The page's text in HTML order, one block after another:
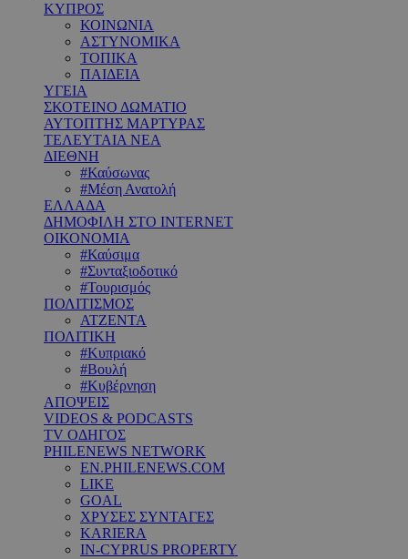
ΚΥΠΡΟΣ
ΚΟΙΝΩΝΙΑ
ΑΣΤΥΝΟΜΙΚΑ
ΤΟΠΙΚΑ
ΠΑΙΔΕΙΑ
ΥΓΕΙΑ
ΣΚΟΤΕΙΝΟ ΔΩΜΑΤΙΟ
ΑΥΤΟΠΤΗΣ ΜΑΡΤΥΡΑΣ
ΤΕΛΕΥΤΑΙΑ ΝΕΑ
ΔΙΕΘΝΗ
#Καύσωνας
#Μέση Ανατολή
ΕΛΛΑΔΑ
ΔΗΜΟΦΙΛΗ ΣΤΟ INTERNET
ΟΙΚΟΝΟΜΙΑ
#Καύσιμα
#Συνταξιοδοτικό
#Τουρισμός
ΠΟΛΙΤΙΣΜΟΣ
ΑΤΖΕΝΤΑ
ΠΟΛΙΤΙΚΗ
#Κυπριακό
#Βουλή
#Κυβέρνηση
ΑΠΟΨΕΙΣ
VIDEOS & PODCASTS
TV ΟΔΗΓΟΣ
PHILENEWS NETWORK
EN.PHILENEWS.COM
LIKE
GOAL
ΧΡΥΣΕΣ ΣΥΝΤΑΓΕΣ
KARIERA
IN-CYPRUS PROPERTY